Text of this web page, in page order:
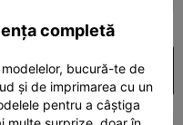
în Creality Cloud
completă
bucură-te de
și de imprimarea cu un
pentru a câștiga